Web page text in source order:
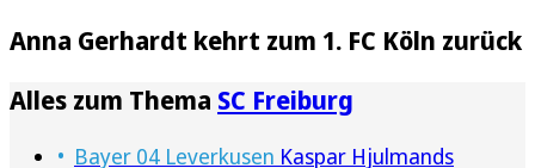
Anna Gerhardt kehrt zum 1. FC Köln zurück
Alles zum Thema SC Freiburg
Bayer 04 Leverkusen Kaspar Hjulmands